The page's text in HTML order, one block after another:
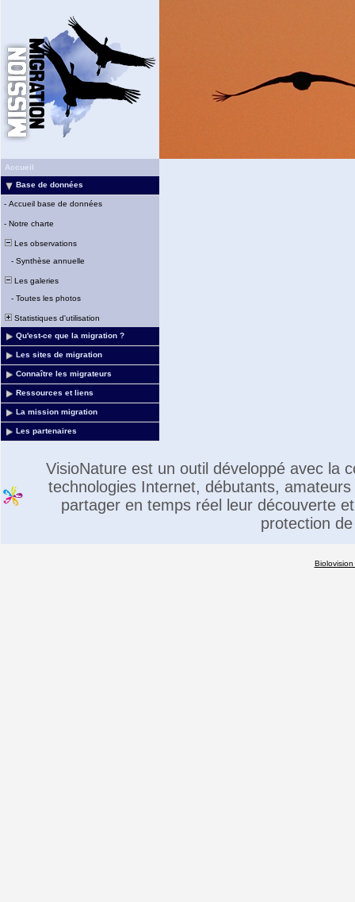
Accueil
Base de données
- Accueil base de données
- Notre charte
Les observations
- Synthèse annuelle
Les galeries
- Toutes les photos
Statistiques d'utilisation
Qu'est-ce que la migration ?
Les sites de migration
Connaître les migrateurs
Ressources et liens
La mission migration
Les partenaires
VisioNature est un outil développé avec la
technologies Internet, débutants,
partager en temps réel leur découverte
protection
Biolovision